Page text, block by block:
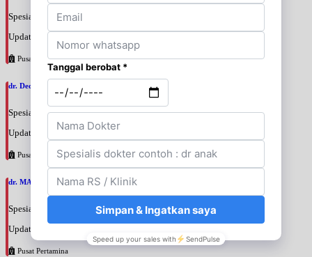
Spesialis: Jantung
Update terakhir: 2026-08-07 12:42:07
Pusat Pertamina
dr. Deddy Hermawan, SpJP
Spesialis: Jantung
Update terakhir: 2026-08-07 12:39:27
Pusat Pertamina
dr. MAYA MUNIGAR APANDI, SpJP
Spesialis: Jantung
Update terakhir: 2026-08-07 12:36:52
Pusat Pertamina